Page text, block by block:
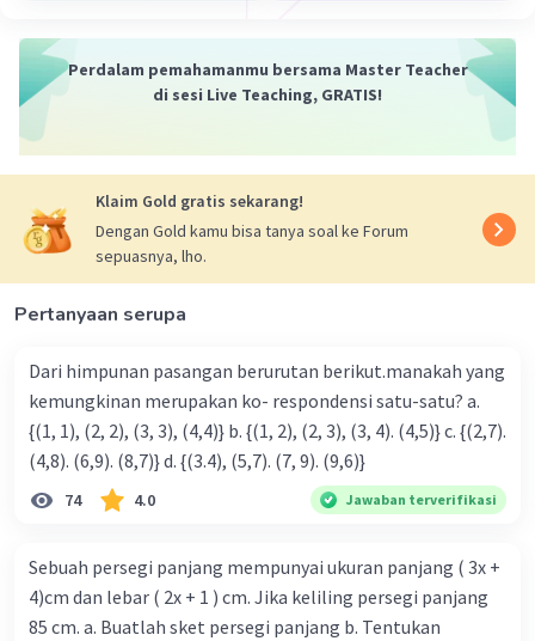
Iklan
range adalah konsep yang berhubungan dengan fungsi.
diterima oleh suatu fungsi. Dalam kata lain, domain
adalah semua nilai yang bisa kita masukkan ke dalam
fungsi.
2. Kodomain adalah himpunan semua kemungkinan
output yang bisa dihasilkan oleh fungsi. Ini adalah semua
untuk setiap input.
benar-benar dihasilkan oleh fungsi untuk setiap input
dalam domain. Jadi, range adalah bagian dari kodomain
yang benar-benar "tercapai" oleh fungsi.
Misalnya, jika kita memiliki fungsi f(x) = x², maka
domainnya adalah semua bilangan real, karena kita bisa
mendapatkan nilai apa saja setelah melakukan operasi
kuadrat. Namun, rangenya hanya bilangan real non-
negatif, karena hasil kuadrat selalu non-negatif.
Perdalam pemahamanmu bersama Master Teacher
di sesi Live Teaching, GRATIS!
Klaim Gold gratis sekarang!
Dengan Gold kamu bisa tanya soal ke Forum
sepuasnya, lho.
Pertanyaan serupa
Dari himpunan pasangan berurutan berikut.manakah yang
kemungkinan merupakan ko- respondensi satu-satu? a.
{(1, 1), (2, 2), (3, 3), (4,4)} b. {(1, 2), (2, 3), (3, 4). (4,5)} c. {(2,7).
(4,8). (6,9). (8,7)} d. {(3.4), (5,7). (7, 9). (9,6)}
74 4.0 Jawaban terverifikasi
Sebuah persegi panjang mempunyai ukuran panjang ( 3x +
4)cm dan lebar ( 2x + 1 ) cm. Jika keliling persegi panjang
85 cm. a. Buatlah sket persegi panjang b. Tentukan